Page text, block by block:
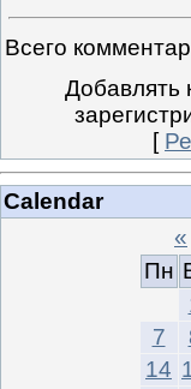
Всего
Добавлять
[
Calendar
«
Пн
7
14